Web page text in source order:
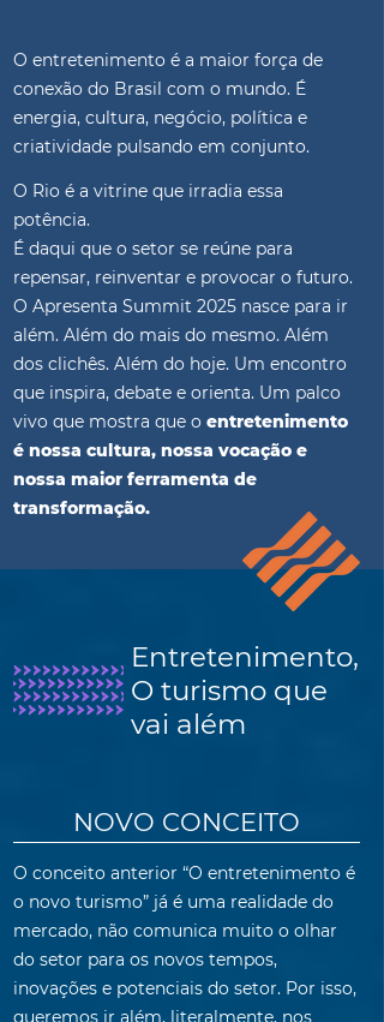
​O entretenimento é a maior força de
conexão do Brasil com o mundo. É
energia, cultura, negócio, política e
criatividade pulsando em conjunto.
O Rio é a vitrine que irradia essa
potência.
É daqui que o setor se reúne para
repensar, reinventar e provocar o futuro.
O Apresenta Summit 2025 nasce para ir
além. Além do mais do mesmo. Além
dos clichês. Além do hoje. Um encontro
que inspira, debate e orienta. Um palco
vivo que mostra que o entretenimento
é nossa cultura, nossa vocação e
nossa maior ferramenta de
transformação.
Entretenimento,
O turismo que
vai além
NOVO CONCEITO
O conceito anterior “O entretenimento é
o novo turismo” já é uma realidade do
mercado, não comunica muito o olhar
do setor para os novos tempos,
inovações e potenciais do setor. Por isso,
queremos ir além, literalmente, nos